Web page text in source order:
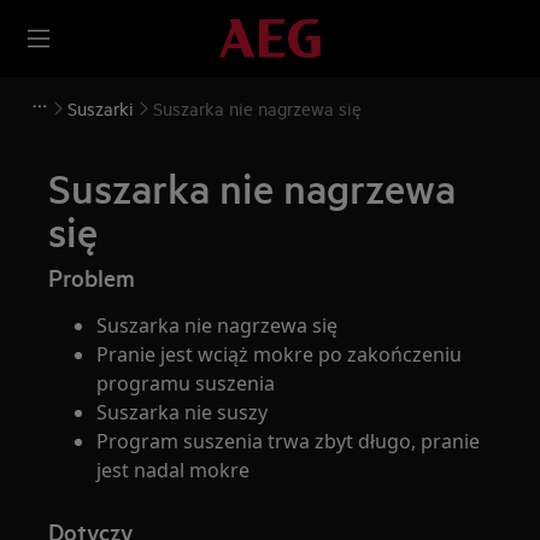
Suszarki Suszarka nie nagrzewa się
Suszarka nie nagrzewa
się
Problem
Suszarka nie nagrzewa się
Pranie jest wciąż mokre po zakończeniu
programu suszenia
Suszarka nie suszy
Program suszenia trwa zbyt długo, pranie
jest nadal mokre
Dotyczy